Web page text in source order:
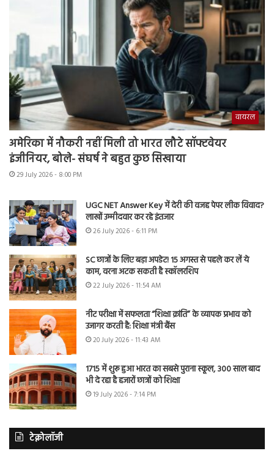
वायरल
अमेरिका में नौकरी नहीं मिली तो भारत लौटे सॉफ्टवेयर
इंजीनियर, बोले- संघर्ष ने बहुत कुछ सिखाया
29 July 2026 - 8:00 PM
UGC NET Answer Key में देरी की वजह पेपर लीक विवाद?
लाखों उम्मीदवार कर रहे इंतजार
26 July 2026 - 6:11 PM
SC छात्रों के लिए बड़ा अपडेट! 15 अगस्त से पहले कर लें ये
काम, वरना अटक सकती है स्कॉलरशिप
22 July 2026 - 11:54 AM
नीट परीक्षा में सफलता “शिक्षा क्रांति” के व्यापक प्रभाव को
उजागर करती है: शिक्षा मंत्री बैंस
20 July 2026 - 11:43 AM
1715 में शुरू हुआ भारत का सबसे पुराना स्कूल, 300 साल बाद
भी दे रहा है हजारों छात्रों को शिक्षा
19 July 2026 - 7:14 PM
टेक्नोलॉजी